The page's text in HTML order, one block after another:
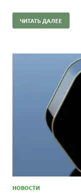
ЧИТАТЬ ДАЛЕЕ
НОВОСТИ